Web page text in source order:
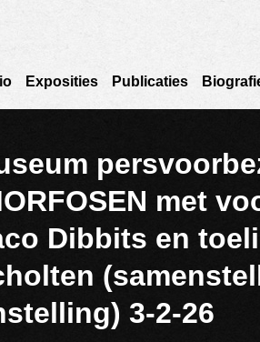
Exposities Publicaties
met
Dibbits en
3-2-26